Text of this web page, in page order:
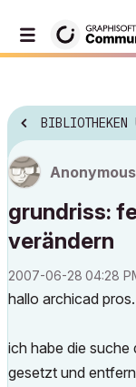
BIBLIOTHEKEN
Anonymous
grundriss:
verändern
‎2007-06-28 04:28
hallo archicad pros.
ich habe die
gesetzt und